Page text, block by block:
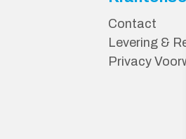
Contact
Levering &
Privacy